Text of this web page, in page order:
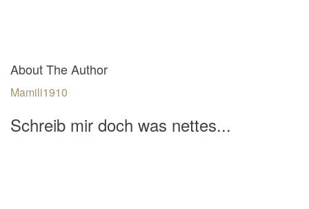
About The Author
Mamili1910
Schreib mir doch was nettes...